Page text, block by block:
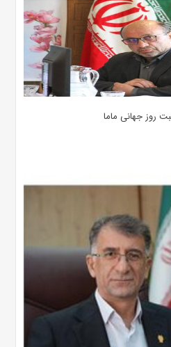
روز جهانی ماما